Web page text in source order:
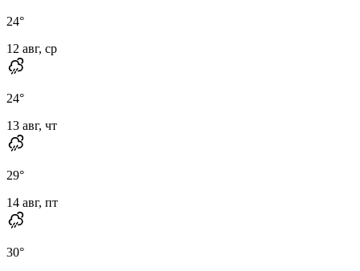
24°
12 авг, ср
24°
13 авг, чт
29°
14 авг, пт
30°